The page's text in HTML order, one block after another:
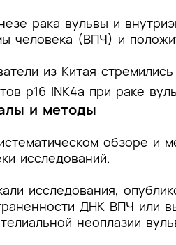
рака вульвы и
человека (ВПЧ) и
из Китая
p16 INK4a при раке
и методы
обзоре и
исследований.
исследования,
ДНК ВПЧ или
неоплазии